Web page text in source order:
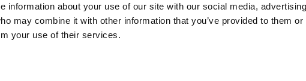
information about your use of our site with our social media,
may combine it with other information that you’ve provided to them or
your use of their services.
forbehold